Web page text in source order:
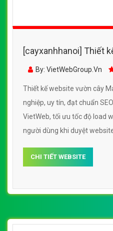
[cayxanhhanoi] Thiết
Mai Lĩnh đẹp, chuyên
By: VietWebGroup.Vn
Thiết kế website vườn cây
nghiệp, uy tín, đạt chuẩn
VietWeb, tối ưu tốc độ load
người dùng khi duyệt
CHI TIẾT WEBSITE